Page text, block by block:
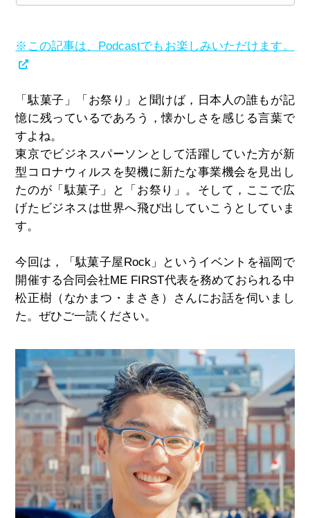
※この記事は、Podcastでもお楽しみいただけます。
「駄菓子」「お祭り」と聞けば，日本人の誰もが記
憶に残っているであろう，懐かしさを感じる言葉で
すよね。
東京でビジネスパーソンとして活躍していた方が新
型コロナウィルスを契機に新たな事業機会を見出し
たのが「駄菓子」と「お祭り」。そして，ここで広
げたビジネスは世界へ飛び出していこうとしていま
す。
今回は，「駄菓子屋Rock 」というイベントを福岡で
開催する合同会社ME FIRST代表を務めておられる中
松正樹（なかまつ・まさき）さんにお話を伺いまし
た。ぜひご一読ください。